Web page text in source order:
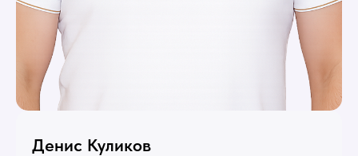
Денис Куликов